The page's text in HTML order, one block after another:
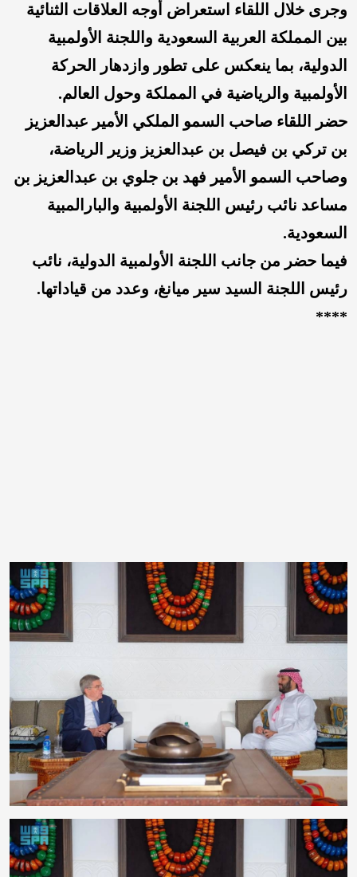
وجرى خلال اللقاء استعراض أوجه العلاقات الثنائية
بين المملكة العربية السعودية واللجنة الأولمبية
الدولية، بما ينعكس على تطور وازدهار الحركة
الأولمبية والرياضية في المملكة وحول العالم.
حضر اللقاء صاحب السمو الملكي الأمير عبدالعزيز
بن تركي بن فيصل بن عبدالعزيز وزير الرياضة،
وصاحب السمو الأمير فهد بن جلوي بن عبدالعزيز بن
مساعد نائب رئيس اللجنة الأولمبية والبارالمبية
السعودية.
فيما حضر من جانب اللجنة الأولمبية الدولية، نائب
رئيس اللجنة السيد سير ميانغ، وعدد من قياداتها.
****